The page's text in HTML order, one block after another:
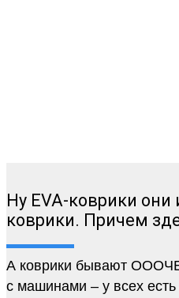
Ну EVA-коврики
коврики. Причем
А коврики бывают
с машинами – у всех есть